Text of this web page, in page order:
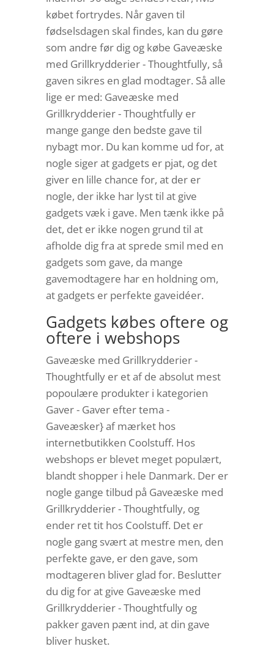
købet fortrydes. Når gaven til
fødselsdagen skal findes, kan du gøre
som andre før dig og købe Gaveæske
med Grillkrydderier - Thoughtfully, så
gaven sikres en glad modtager. Så alle
lige er med: Gaveæske med
Grillkrydderier - Thoughtfully er
mange gange den bedste gave til
nybagt mor. Du kan komme ud for, at
nogle siger at gadgets er pjat, og det
giver en lille chance for, at der er
nogle, der ikke har lyst til at give
gadgets væk i gave. Men tænk ikke på
det, det er ikke nogen grund til at
afholde dig fra at sprede smil med en
gadgets som gave, da mange
gavemodtagere har en holdning om,
at gadgets er perfekte gaveidéer.
Gadgets købes oftere og
oftere i webshops
Gaveæske med Grillkrydderier -
Thoughtfully er et af de absolut mest
popoulære produkter i kategorien
Gaver - Gaver efter tema -
Gaveæsker} af mærket hos
internetbutikken Coolstuff. Hos
webshops er blevet meget populært,
blandt shopper i hele Danmark. Der er
nogle gange tilbud på Gaveæske med
Grillkrydderier - Thoughtfully, og
ender ret tit hos Coolstuff. Det er
nogle gang svært at mestre men, den
perfekte gave, er den gave, som
modtageren bliver glad for. Beslutter
du dig for at give Gaveæske med
Grillkrydderier - Thoughtfully og
pakker gaven pænt ind, at din gave
bliver husket.